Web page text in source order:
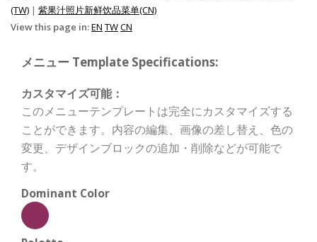
(TW) | 紫果汁照片新鲜饮品菜单(CN)
View this page in:EN TWCN
メニュー Template Specifications:
カスタマイズ可能：
このメニューテンプレートは完全にカスタマイズする
ことができます。内容の編集、画像の差し替え、色の
変更、デザインブロックの追加・削除などが可能で
す。
Dominant Color